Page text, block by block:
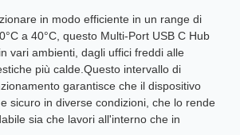
in modo efficiente in un range di
a 40°C, questo Multi-Port USB C Hub
vari ambienti, dagli uffici freddi alle
più calde.Questo intervallo di
garantisce che il dispositivo
sicuro in diverse condizioni, che lo rende
sia che lavori all'interno che in